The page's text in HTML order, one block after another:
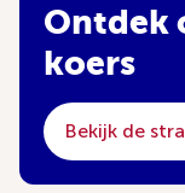
Ontdek
koers
Bekijk de